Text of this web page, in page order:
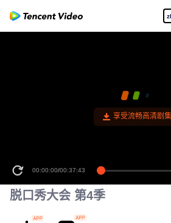
享受流畅高清剧集
00:00:00/00:37:43
脱口秀大会 第4季